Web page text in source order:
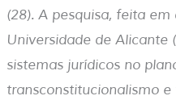
(28). A pesquisa, feita
Universidade de Alicante
sistemas jurídicos no
transconstitucionalismo